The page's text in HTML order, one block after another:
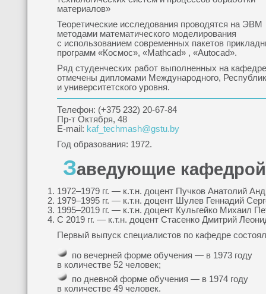
материалов»
Теоретические исследования проводятся на ЭВМ
методами математического моделирования
с использованием современных пакетов
программ «Космос», «Mathcad» , «Autocad».
Ряд студенческих работ выполненных на кафедре
отмечены дипломами Международного,
и университетского уровня.
Телефон: (+375 232) 20-67-84
Пр-т Октября, 48
E-mail: kaf_techmash@gstu.by
Год образования: 1972.
Заведующие кафедрой
1972–1979 гг. — к.т.н. доцент Пучков Анатолий
1979–1995 гг. — к.т.н. доцент Шулев Геннадий
1995–2019 гг. — к.т.н. доцент Кульгейко Михаил
C 2019 гг. — к.т.н. доцент Стасенко Дмитрий
Первый выпуск специалистов по кафедре
по вечерней форме обучения — в 1973 году
в количестве 52 человек;
по дневной форме обучения — в 1974 году
в количестве 49 человек.